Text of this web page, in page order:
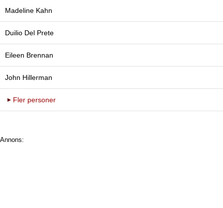
Madeline Kahn
Duilio Del Prete
Eileen Brennan
John Hillerman
Fler personer
Annons: